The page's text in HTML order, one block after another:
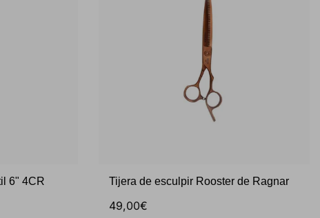
6" 4CR Tijera de esculpir Rooster de Ragnar
49,00€